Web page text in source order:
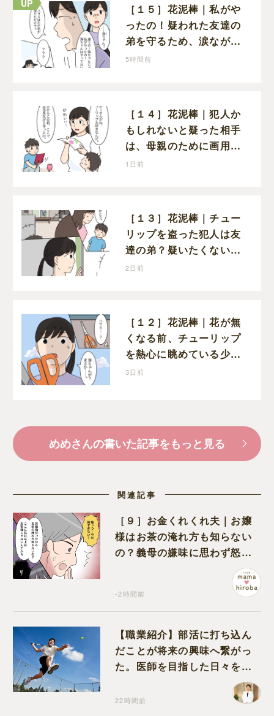
［１５］花泥棒｜私がや
ったの！疑われた友達の
弟を守るため、涙ながら
に自分が犯人だと名乗り
5時間前
［１４］花泥棒｜犯人か
もしれないと疑った相手
は、母親のために画用紙
でチューリップを作って
1日前
［１３］花泥棒｜チュー
リップを盗った犯人は友
達の弟？疑いたくない気
持ちと真実の間でひとり
2日前
［１２］花泥棒｜花が無
くなる前、チューリップ
を熱心に眺めている少年
がいた
3日前
めめさんの書いた記事をもっと見る
関連記事
［９］お金くれくれ夫｜お嬢
様はお茶の淹れ方も知らない
の？義母の嫌味に思わず怒り
-2時間前
【職業紹介】部活に打ち込ん
だことが将来の興味へ繋がっ
た。医師を目指した日々を振
22時間前